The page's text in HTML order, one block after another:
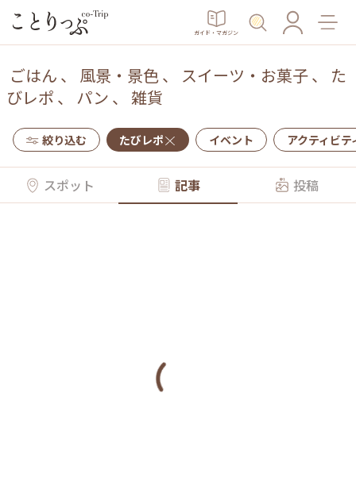
ガイド・マガジン
ごはん 、 風景・景色、 スイーツ・お菓子、 た
びレポ 、 パン 、 雑貨
絞り込む たびレポ イベント アクティビテ
スポット 記事 投稿